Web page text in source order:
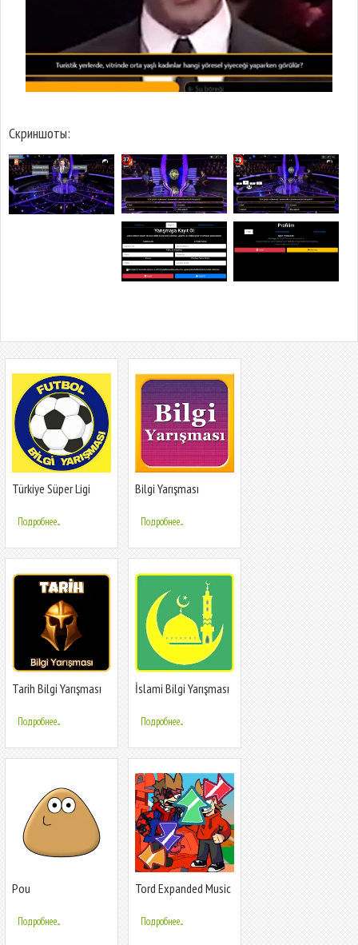
Скриншоты:
Türkiye Süper Ligi
Подробнее...
Bilgi Yarışması
Подробнее...
Tarih Bilgi Yarışması
Подробнее...
İslami Bilgi Yarışması
Подробнее...
Pou
Подробнее...
Tord Expanded Music
Подробнее...